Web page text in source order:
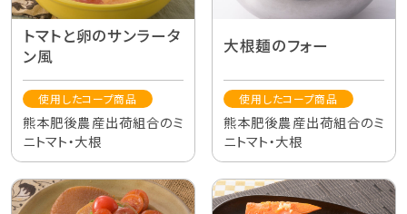
トマトと卵のサンラータ
ン風
使用したコープ商品
熊本肥後農産出荷組合のミ
ニトマト・大根
大根麺のフォー
使用したコープ商品
熊本肥後農産出荷組合のミ
ニトマト・大根